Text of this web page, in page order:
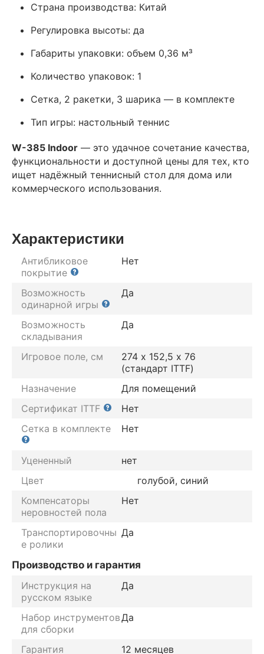
Страна производства: Китай
Регулировка высоты: да
Габариты упаковки: объем 0,36 м³
Количество упаковок: 1
Сетка, 2 ракетки, 3 шарика — в комплекте
Тип игры: настольный теннис
W-385 Indoor — это удачное сочетание качества,
функциональности и доступной цены для тех, кто
ищет надёжный теннисный стол для дома или
коммерческого использования.
Характеристики
Антибликовое
покрытие
Нет
Возможность
одинарной игры
Да
Возможность
складывания
Да
Игровое поле, см
274 х 152,5 х 76
(стандарт ITTF)
Назначение
Для помещений
Сертификат ITTF
Нет
Сетка в комплекте
Нет
Уцененный
нет
Цвет
голубой, синий
Компенсаторы
неровностей пола
Нет
Транспортировочны
е ролики
Да
Производство и гарантия
Инструкция на
русском языке
Да
Набор инструментов
для сборки
Да
Гарантия 12 месяцев